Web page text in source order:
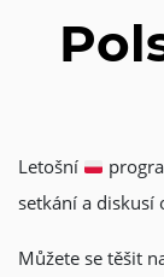
Letošní
setkání a diskusí
Můžete se těšit